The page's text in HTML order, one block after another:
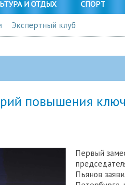
И ОТДЫХ СПОРТ
Экспертный клуб
повышения
Первый
Пьянов